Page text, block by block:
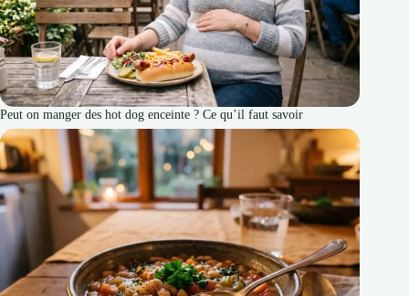
Peut on manger des hot dog enceinte ? Ce qu’il faut savoir